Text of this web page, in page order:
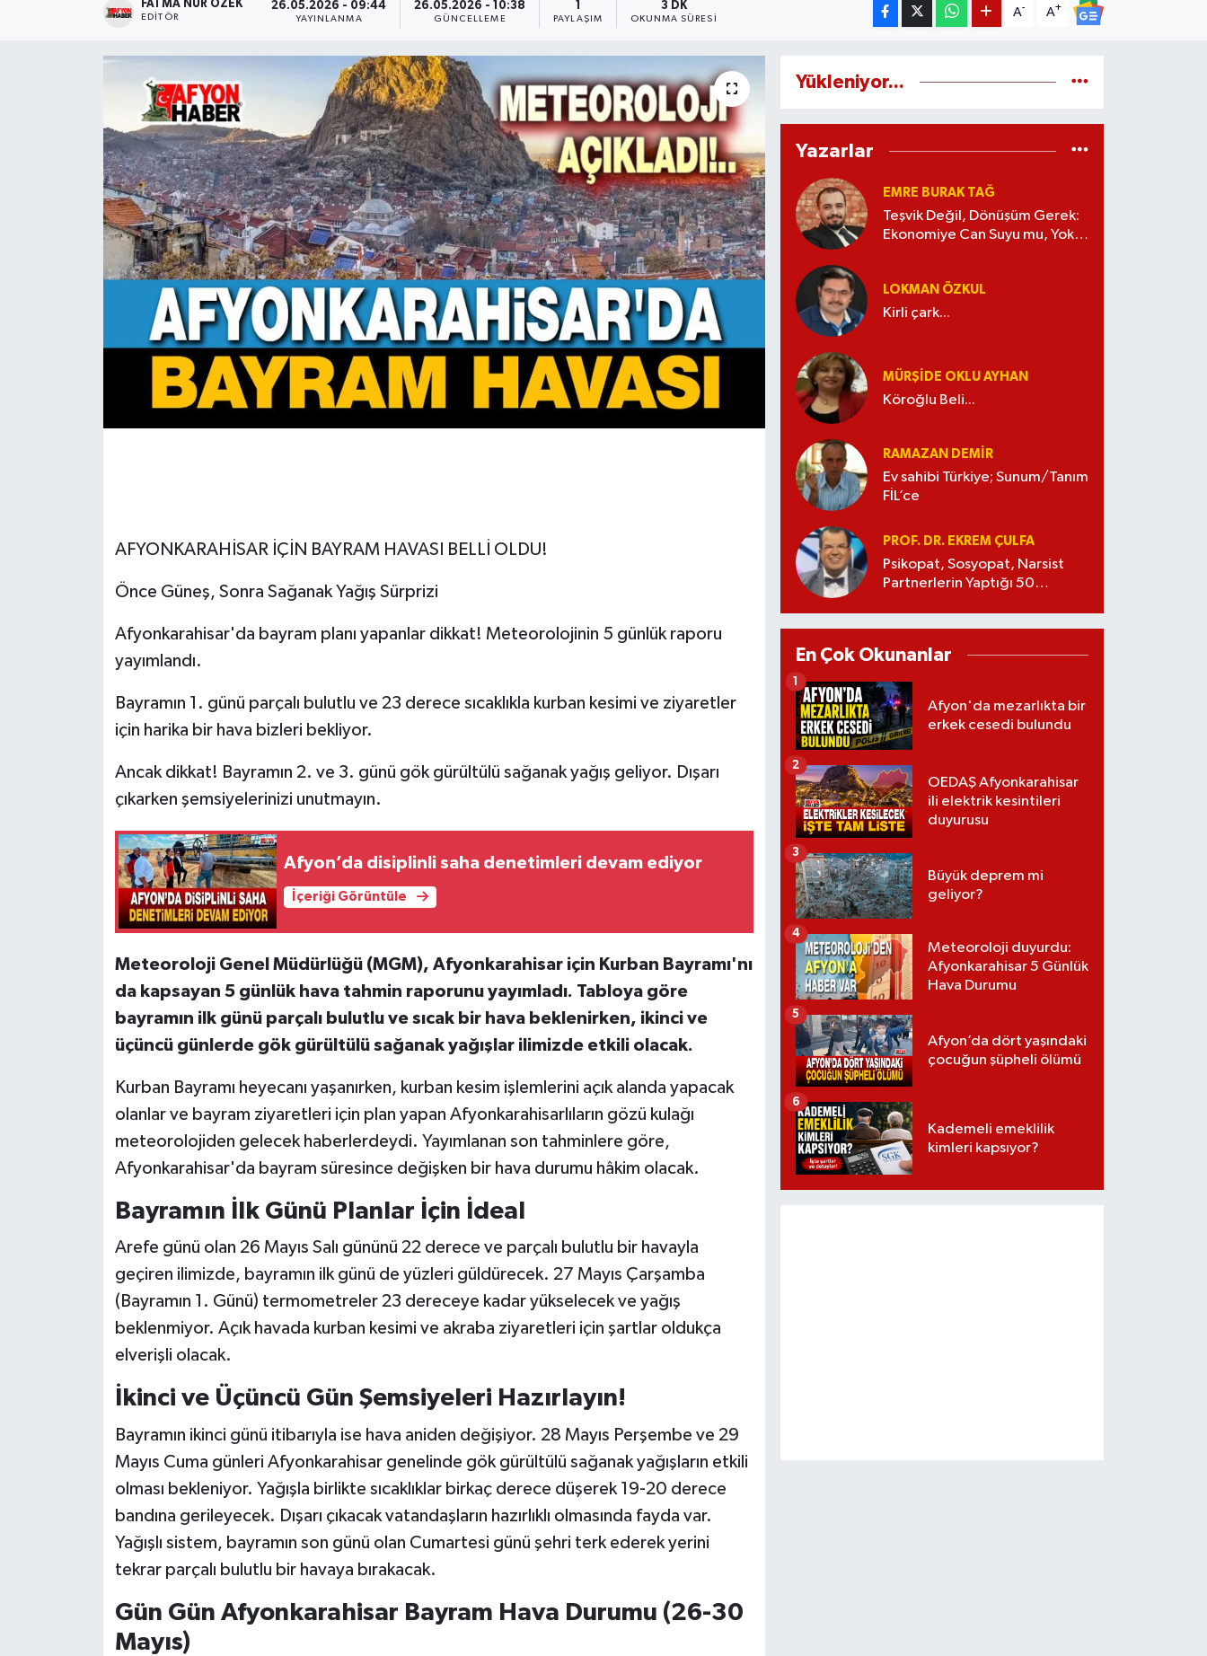
FATMA NUR ÖZEK
EDITÖR
26.05.2026 - 09:44
YAYINLANMA
26.05.2026 - 10:38
GÜNCELLEME PAYLAŞIM
3 DK
OKUNMA SÜRESI
A- A+
AFYONKARAHİSAR İÇİN BAYRAM HAVASI BELLİ OLDU!
Önce Güneş, Sonra Sağanak Yağış Sürprizi
Afyonkarahisar'da bayram planı yapanlar dikkat! Meteorolojinin 5 günlük raporu
yayımlandı.
Bayramın 1. günü parçalı bulutlu ve 23 derece sıcaklıkla kurban kesimi ve ziyaretler
için harika bir hava bizleri bekliyor.
Ancak dikkat! Bayramın 2. ve 3. günü gök gürültülü sağanak yağış geliyor. Dışarı
çıkarken şemsiyelerinizi unutmayın.
Afyon’da disiplinli saha denetimleri devam ediyor
İçeriği Görüntüle
Meteoroloji Genel Müdürlüğü (MGM), Afyonkarahisar için Kurban Bayramı'nı
da kapsayan 5 günlük hava tahmin raporunu yayımladı. Tabloya göre
bayramın ilk günü parçalı bulutlu ve sıcak bir hava beklenirken, ikinci ve
üçüncü günlerde gök gürültülü sağanak yağışlar ilimizde etkili olacak.
Kurban Bayramı heyecanı yaşanırken, kurban kesim işlemlerini açık alanda yapacak
olanlar ve bayram ziyaretleri için plan yapan Afyonkarahisarlıların gözü kulağı
meteorolojiden gelecek haberlerdeydi. Yayımlanan son tahminlere göre,
Afyonkarahisar'da bayram süresince değişken bir hava durumu hâkim olacak.
Bayramın İlk Günü Planlar İçin İdeal
Arefe günü olan 26 Mayıs Salı gününü 22 derece ve parçalı bulutlu bir havayla
geçiren ilimizde, bayramın ilk günü de yüzleri güldürecek. 27 Mayıs Çarşamba
(Bayramın 1. Günü) termometreler 23 dereceye kadar yükselecek ve yağış
beklenmiyor. Açık havada kurban kesimi ve akraba ziyaretleri için şartlar oldukça
elverişli olacak.
İkinci ve Üçüncü Gün Şemsiyeleri Hazırlayın!
Bayramın ikinci günü itibarıyla ise hava aniden değişiyor. 28 Mayıs Perşembe ve 29
Mayıs Cuma günleri Afyonkarahisar genelinde gök gürültülü sağanak yağışların etkili
olması bekleniyor. Yağışla birlikte sıcaklıklar birkaç derece düşerek 19-20 derece
bandına gerileyecek. Dışarı çıkacak vatandaşların hazırlıklı olmasında fayda var.
Yağışlı sistem, bayramın son günü olan Cumartesi günü şehri terk ederek yerini
tekrar parçalı bulutlu bir havaya bırakacak.
Gün Gün Afyonkarahisar Bayram Hava Durumu (26-30
Mayıs)
Yükleniyor...
Yazarlar
EMRE BURAK TAĞ
Teşvik Değil, Dönüşüm Gerek:
Ekonomiye Can Suyu mu, Yoksa
LOKMAN ÖZKUL
Kirli çark...
MÜRŞIDE OKLU AYHAN
Köroğlu Beli...
RAMAZAN DEMİR
Ev sahibi Türkiye; Sunum/Tanım
FİL’ce
PROF. DR. EKREM ÇULFA
Psikopat, Sosyopat, Narsist
Partnerlerin Yaptığı 50
En Çok Okunanlar
Afyon'da mezarlıkta bir
erkek cesedi bulundu
1
OEDAŞ Afyonkarahisar
ili elektrik kesintileri
duyurusu
2
Büyük deprem mi
geliyor?
3
Meteoroloji duyurdu:
Afyonkarahisar 5 Günlük
Hava Durumu
4
Afyon’da dört yaşındaki
çocuğun şüpheli ölümü
5
Kademeli emeklilik
kimleri kapsıyor?
6